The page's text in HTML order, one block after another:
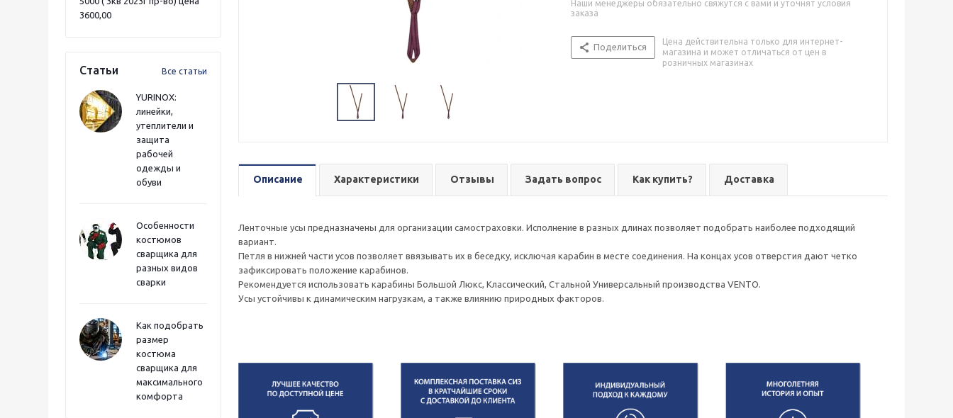
3600,00
Статьи Все статьи
YURINOX:
линейки,
утеплители и
защита
рабочей
одежды и
обуви
Особенности
костюмов
сварщика для
разных видов
сварки
Как подобрать
размер
костюма
сварщика для
максимального
комфорта
Наши менеджеры обязательно свяжутся с вами и уточнят условия
заказа
Поделиться
Цена действительна только для интернет-
магазина и может отличаться от цен в
розничных магазинах
Описание Характеристики Отзывы Задать вопрос Как купить? Доставка
Ленточные усы предназначены для организации самостраховки. Исполнение в разных длинах позволяет подобрать наиболее подходящий
вариант.
Петля в нижней части усов позволяет ввязывать их в беседку, исключая карабин в месте соединения. На концах усов отверстия дают четко
зафиксировать положение карабинов.
Рекомендуется использовать карабины Большой Люкс, Классический, Стальной Универсальный производства VENTO.
Усы устойчивы к динамическим нагрузкам, а также влиянию природных факторов.